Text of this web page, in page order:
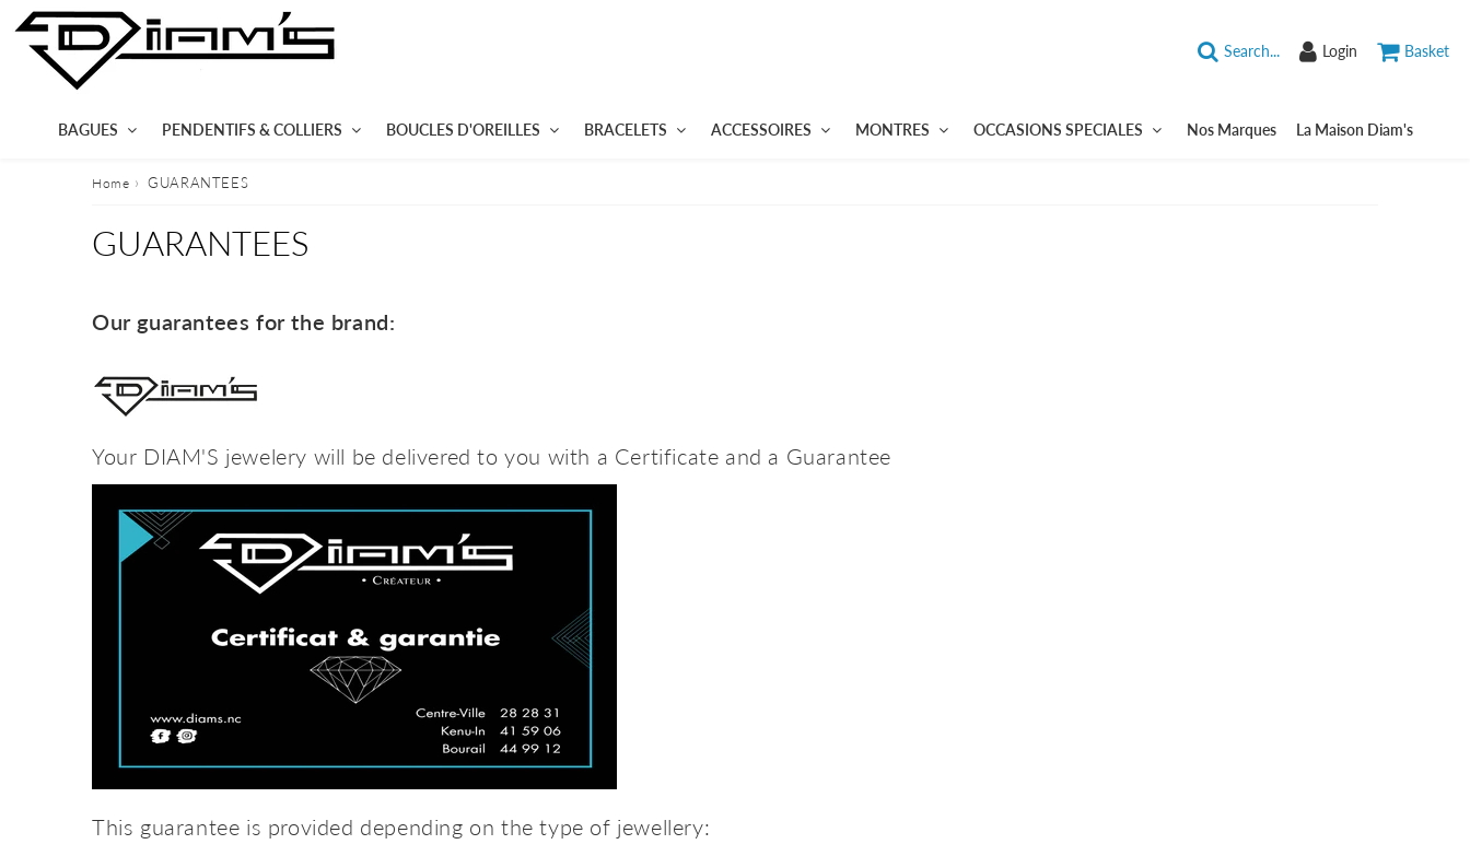
Search... Login Basket
BAGUES PENDENTIFS & COLLIERS BOUCLES D'OREILLES BRACELETS ACCESSOIRES MONTRES OCCASIONS SPECIALES Nos Marques La Maison Diam's
Home › GUARANTEES
GUARANTEES
Our guarantees for the brand:
Your DIAM'S jewelery will be delivered to you with a Certificate and a Guarantee
This guarantee is provided depending on the type of jewellery: